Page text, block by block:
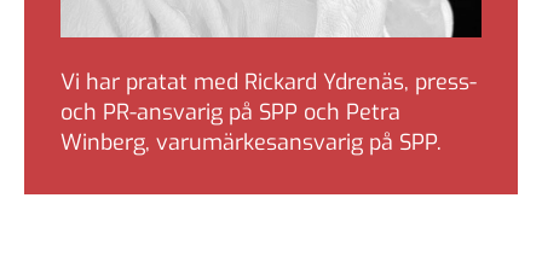
Vi har pratat med Rickard Ydrenäs, press-
och PR-ansvarig på SPP och Petra
Winberg, varumärkesansvarig på SPP.